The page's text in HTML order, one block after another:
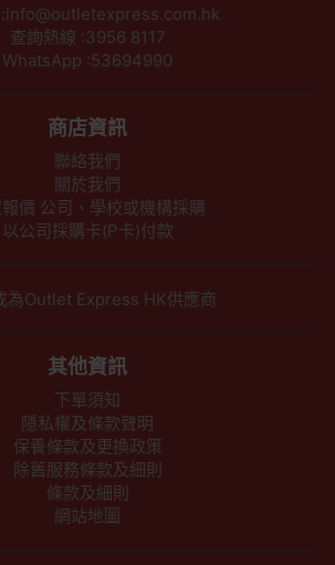
查詢熱線 :3956 8117
WhatsApp :53694990
商店資訊
聯絡我們
關於我們
價 公司、學校或機構採購
以公司採購卡(P卡)付款
為Outlet Express HK供應商
其他資訊
下單須知
隱私權及條款聲明
保養條款及更換政策
除舊服務條款及細則
條款及細則
網站地圖